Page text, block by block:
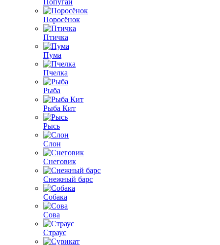
Поросёнок
Птичка
Пума
Пчелка
Рыба
Рыба Кит
Рысь
Слон
Снеговик
Снежный барс
Собака
Сова
Страус